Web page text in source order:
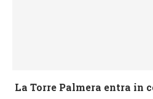
La Torre Palmera entra in